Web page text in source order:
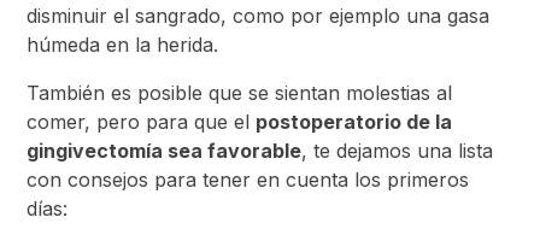
disminuir el sangrado, como por ejemplo una gasa
húmeda en la herida.
También es posible que se sientan molestias al
comer, pero para que el postoperatorio de la
gingivectomía sea favorable, te dejamos una lista
con consejos para tener en cuenta los primeros
días: